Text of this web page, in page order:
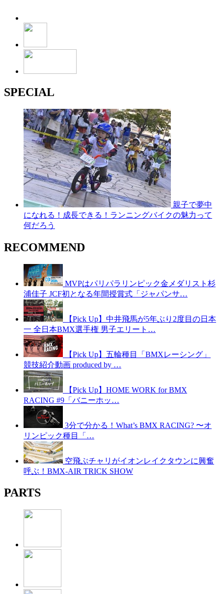
SPECIAL
親子で夢中
になれる！成長できる！ランニングバイクの魅力って
何だろう
RECOMMEND
MVPはパリパラリンピック金メダリスト杉
浦佳子 JCF初となる年間授賞式「ジャパンサ…
【Pick Up】中井飛馬が5年ぶり2度目の日本
一 全日本BMX選手権 男子エリート…
【Pick Up】五輪種目「BMXレーシング」
競技紹介動画 produced by …
【Pick Up】HOME WORK for BMX
RACING #9「バニーホッ…
3分で分かる！What’s BMX RACING? 〜オ
リンピック種目「…
空飛ぶチャリがイオンレイクタウンに興奮
呼ぶ！BMX-AIR TRICK SHOW
PARTS